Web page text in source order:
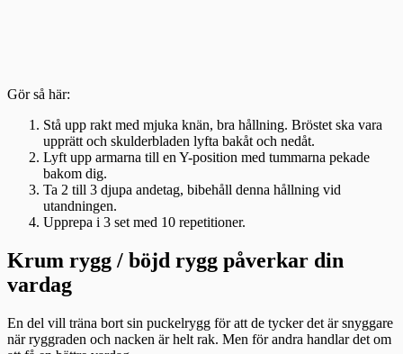
Gör så här:
Stå upp rakt med mjuka knän, bra hållning. Bröstet ska vara
upprätt och skulderbladen lyfta bakåt och nedåt.
Lyft upp armarna till en Y-position med tummarna pekade
bakom dig.
Ta 2 till 3 djupa andetag, bibehåll denna hållning vid
utandningen.
Upprepa i 3 set med 10 repetitioner.
Krum rygg / böjd rygg påverkar din
vardag
En del vill träna bort sin puckelrygg för att de tycker det är snyggare
när ryggraden och nacken är helt rak. Men för andra handlar det om